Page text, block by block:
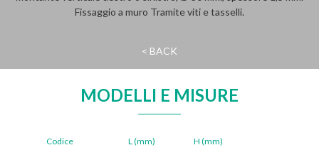
Fissaggio a muro Tramite viti e tasselli.
< BACK
MODELLI E MISURE
Codice L (mm) H (mm)